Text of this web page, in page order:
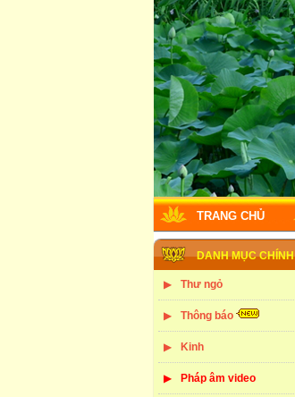
TRANG CHỦ
DANH MỤC CHÍNH
Thư ngỏ
Thông báo
Kinh
Pháp âm video